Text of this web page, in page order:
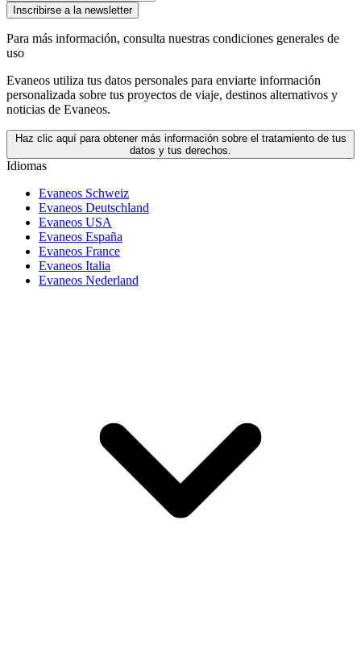
Inscribirse a la newsletter
Para más información, consulta nuestras condiciones generales de
uso
Evaneos utiliza tus datos personales para enviarte información
personalizada sobre tus proyectos de viaje, destinos alternativos y
noticias de Evaneos.
Haz clic aquí para obtener más información sobre el tratamiento de tus
datos y tus derechos.
Idiomas
Evaneos Schweiz
Evaneos Deutschland
Evaneos USA
Evaneos España
Evaneos France
Evaneos Italia
Evaneos Nederland